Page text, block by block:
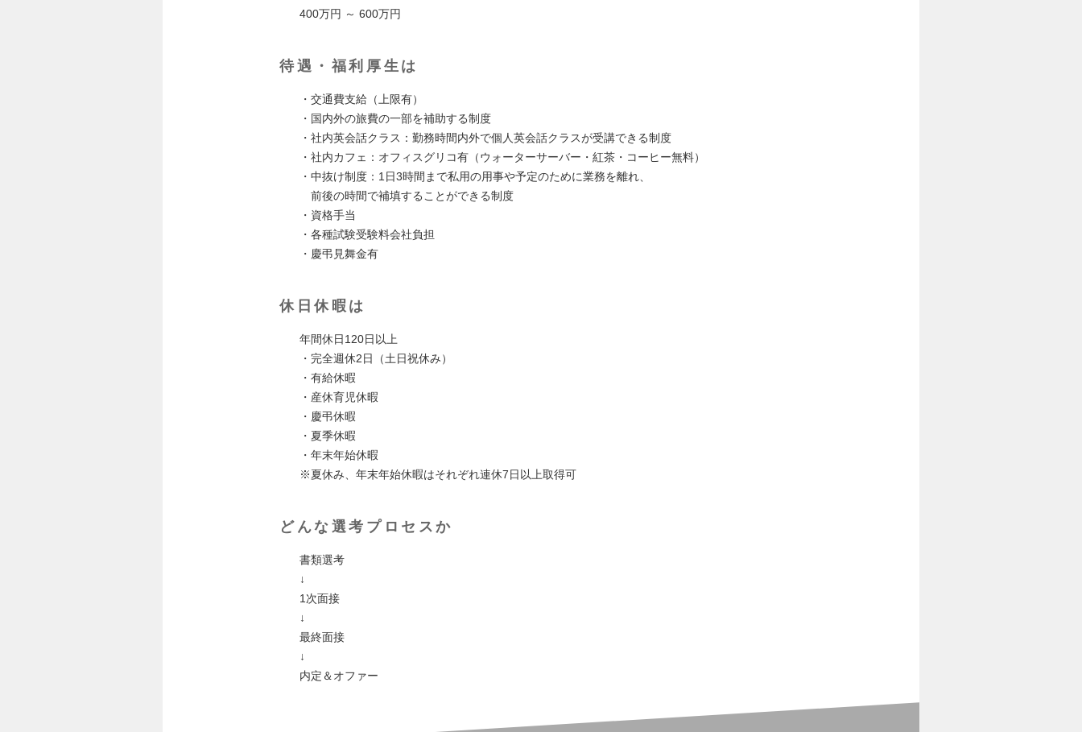
400万円 ～ 600万円
待遇・福利厚生は
・交通費支給（上限有）
・国内外の旅費の一部を補助する制度
・社内英会話クラス：勤務時間内外で個人英会話クラスが受講できる制度
・社内カフェ：オフィスグリコ有（ウォーターサーバー・紅茶・コーヒー無料）
・中抜け制度：1日3時間まで私用の用事や予定のために業務を離れ、
前後の時間で補填することができる制度
・資格手当
・各種試験受験料会社負担
・慶弔見舞金有
休日休暇は
年間休日120日以上
・完全週休2日（土日祝休み）
・有給休暇
・産休育児休暇
・慶弔休暇
・夏季休暇
・年末年始休暇
※夏休み、年末年始休暇はそれぞれ連休7日以上取得可
どんな選考プロセスか
書類選考
↓
1次面接
↓
最終面接
↓
内定＆オファー